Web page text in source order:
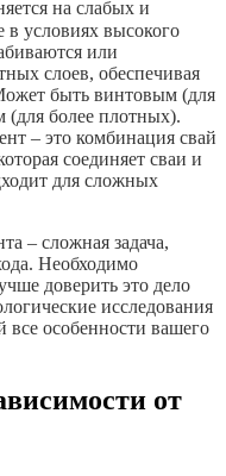
на слабых и
в условиях высокого
или
слоев, обеспечивая
быть винтовым (для
(для более плотных).
– это комбинация свай
соединяет сваи и
для сложных
– сложная задача,
Необходимо
доверить это дело
исследования
особенности вашего
от